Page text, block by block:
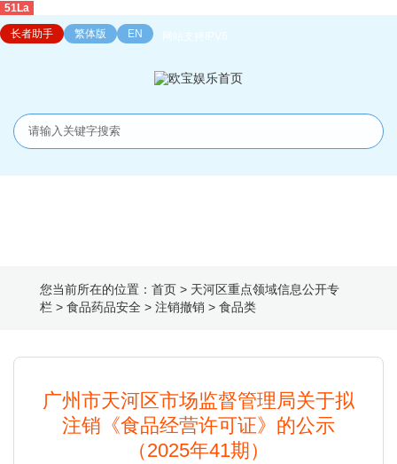
51La
长者助手 繁体版 EN 网站支持IPV6
您当前所在的位置： 首页 > 天河区重点领域信息公开专
栏 > 食品药品安全 > 注销撤销 > 食品类
广州市天河区市场监督管理局关于拟
注销《食品经营许可证》的公示
（2025年41期）